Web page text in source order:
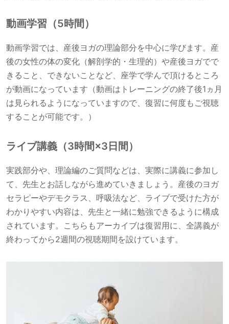
動画学習（5時間）
動画学習では、産後ヨガの理論部分を中心に学びます。産
後の女性の体の変化（解剖学的・生理的）や産後ヨガでで
きること、できないことなど、座学で学んで頂けるところ
が動画になっています（動画はトレーニングの終了後1ヵ月
は見られるようになっていますので、復習に何度もご視聴
することが可能です。）
ライブ講義（3時間×3日間）
実践部分や、理論編のご質問などは、実際に講義に参加し
て、先生とお話しながら進めていきましょう。産後のヨガ
セラピーやデモクラス、呼吸法など、ライブで受けた方が
わかりやすい内容は、先生と一緒に勉強できるように構成
されています。こちらもアーカイブは復習用に、全講義が
終わってから2週間の視聴期間を設けています。